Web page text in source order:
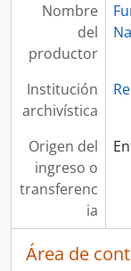
Nombre
del
productor
Institución
archivística
Origen del
ingreso o
transferenc
ia
Área de